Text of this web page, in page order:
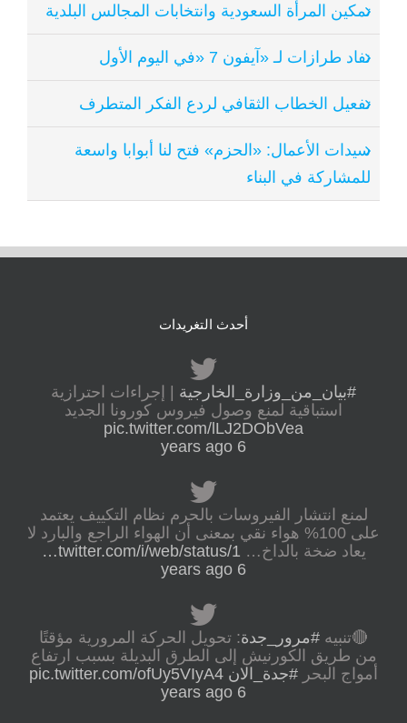
تمكين المرأة السعودية وانتخابات المجالس البلدية
نفاد طرازات لـ «آيفون 7 «في اليوم الأول
تفعيل الخطاب الثقافي لردع الفكر المتطرف
سيدات الأعمال: «الحزم» فتح لنا أبوابا واسعة
للمشاركة في البناء
أحدث التغريدات
#بيان_من_وزارة_الخارجية | إجراءات احترازية
استباقية لمنع وصول فيروس كورونا الجديد
pic.twitter.com/lLJ2DObVea
6 years ago
لمنع انتشار الفيروسات بالحرم نظام التكييف يعتمد
على 100% هواء نقي بمعنى أن الهواء الراجع والبارد لا
يعاد ضخة بالداخ… twitter.com/i/web/status/1…
6 years ago
🔴تنبيه #مرور_جدة: تحويل الحركة المرورية مؤقتًا
من طريق الكورنيش إلى الطرق البديلة بسبب ارتفاع
أمواج البحر #جدة_الان pic.twitter.com/ofUy5VIyA4
6 years ago